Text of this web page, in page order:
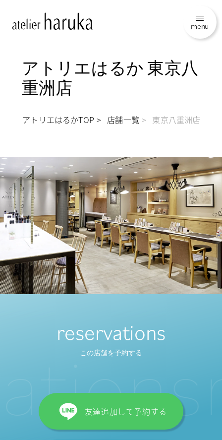
menu
アトリエはるか 東京八
重洲店
アトリエはるかTOP 店舗一覧 東京八重洲店
reservations
この店舗を予約する
友達追加して予約する
tionsr